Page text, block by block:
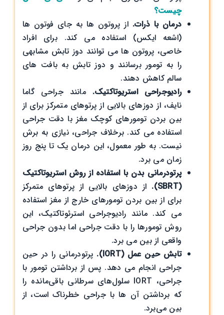
چیست؟
درمان با ذرات. از پروتون ها به جای فوتون ها
(اشعه ایکس) استفاده می کند. برای افراد
خاصی، پروتون ها می توانند دوز تابش مشابهی
را به تومور برسانند و دوز تابش به بافت های
سالم کاهش دهند.
رادیوجراحی استریوتاکتیک. مانند جراحی گاما
نایف، از دوزهای بالایی از پرتوهای متمرکز برای از
بین بردن تومورهای کوچک مغز با دقت جراحی
استفاده می کند. برخلاف جراحی، نیازی به برش
نیست. به طور معمول، این درمان یک تا پنج روز
زمان می برد.
پرتودرمانی بدن با استفاده از روش استریوتاکتیک
(SBRT).
از دوزهای بالایی از پرتوهای متمرکز
برای از بین بردن تومورهای خارج از مغز استفاده
می کند. مانند رادیوجراحی استرئوتاکتیک، این
روش تومورها را با دقت جراحی اما بدون جراحی
واقعی از بین می برد.
تابش حین عمل (IORT).
پرتودرمانی را در حین
جراحی انجام می دهد. پس از برداشتن تومور با
جراحی، IORT سلول‌های سرطانی باقی‌مانده را
که برداشتن آن ها با جراحی خطرناک است، از
بین می‌برد.